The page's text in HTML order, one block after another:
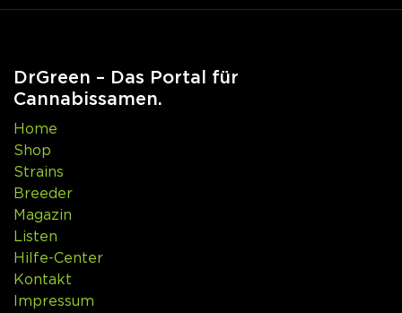
DrGreen – Das Portal für
Cannabissamen.
Home
Shop
Strains
Breeder
Magazin
Listen
Hilfe-Center
Kontakt
Impressum